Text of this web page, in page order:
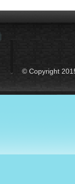
© Copyright